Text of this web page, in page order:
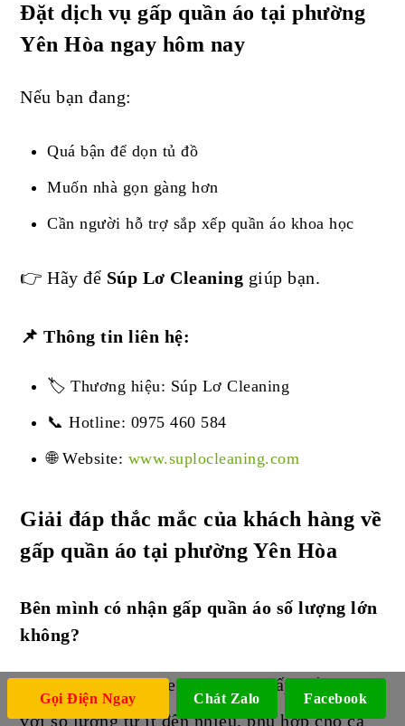
Đặt dịch vụ gấp quần áo tại phường
Yên Hòa ngay hôm nay
Nếu bạn đang:
Quá bận để dọn tủ đồ
Muốn nhà gọn gàng hơn
Cần người hỗ trợ sắp xếp quần áo khoa học
👉 Hãy để Súp Lơ Cleaning giúp bạn.
📌 Thông tin liên hệ:
🏷️ Thương hiệu: Súp Lơ Cleaning
📞 Hotline: 0975 460 584
🌐 Website: www.suplocleaning.com
Giải đáp thắc mắc của khách hàng về
gấp quần áo tại phường Yên Hòa
Bên mình có nhận gấp quần áo số lượng lớn
không?
Dạ có ạ, Súp Lơ Cleaning nhận gấp quần áo
với số lượng từ ít đến nhiều, phù hợp cho cá
Gọi Điện Ngay Chát Zalo Facebook